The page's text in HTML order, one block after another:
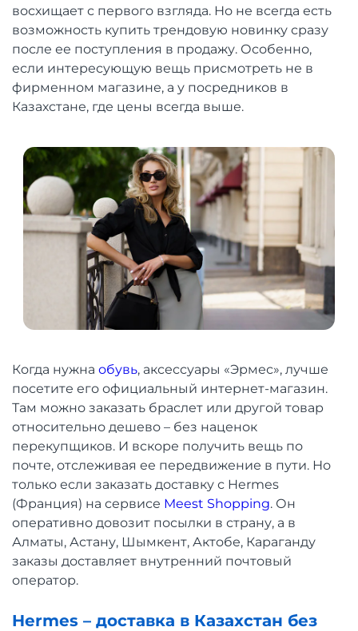
восхищает с первого взгляда. Но не всегда есть
возможность купить трендовую новинку сразу
после ее поступления в продажу. Особенно,
если интересующую вещь присмотреть не в
фирменном магазине, а у посредников в
Казахстане, где цены всегда выше.
Когда нужна обувь, аксессуары «Эрмес», лучше
посетите его официальный интернет-магазин.
Там можно заказать браслет или другой товар
относительно дешево – без наценок
перекупщиков. И вскоре получить вещь по
почте, отслеживая ее передвижение в пути. Но
только если заказать доставку с Hermes
(Франция) на сервисе Meest Shopping. Он
оперативно довозит посылки в страну, а в
Алматы, Астану, Шымкент, Актобе, Караганду
заказы доставляет внутренний почтовый
оператор.
Hermes – доставка в Казахстан без